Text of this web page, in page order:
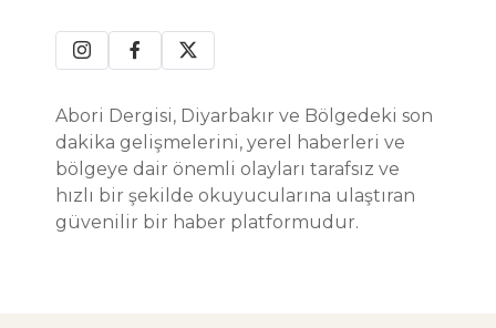
Abori Dergisi, Diyarbakır ve Bölgedeki son
dakika gelişmelerini, yerel haberleri ve
bölgeye dair önemli olayları tarafsız ve
hızlı bir şekilde okuyucularına ulaştıran
güvenilir bir haber platformudur.